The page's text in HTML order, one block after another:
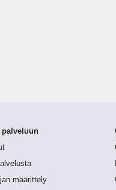
palveluun
määrittely